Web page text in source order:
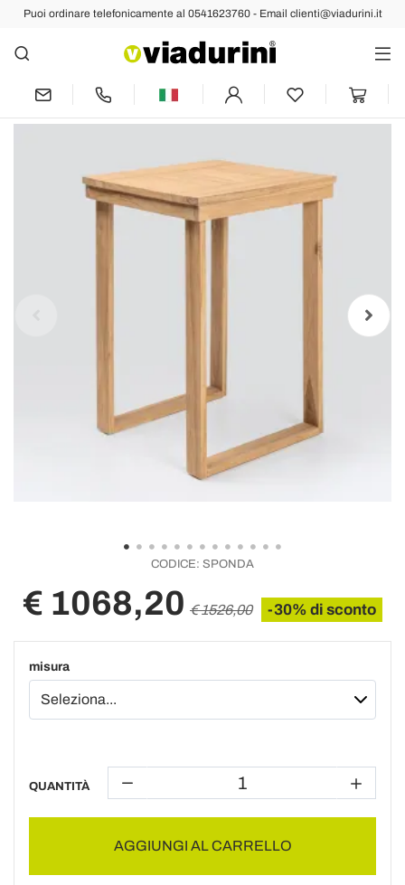
Puoi ordinare telefonicamente al 0541623760 - Email clienti@viadurini.it
Indietro Prec Succ
Tavolo Alto da Bar Realizzato in Teak
Naturale Spazzolato - Sponda
CODICE: SPONDA
€ 1068,20 € 1526,00 -30% di sconto
misura
QUANTITÀ
AGGIUNGI AL CARRELLO